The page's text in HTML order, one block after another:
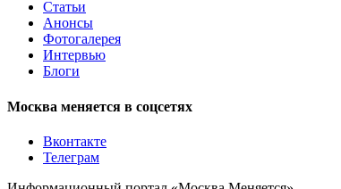
Статьи
Анонсы
Фотогалерея
Интервью
Блоги
Москва меняется в соцсетях
Вконтакте
Телеграм